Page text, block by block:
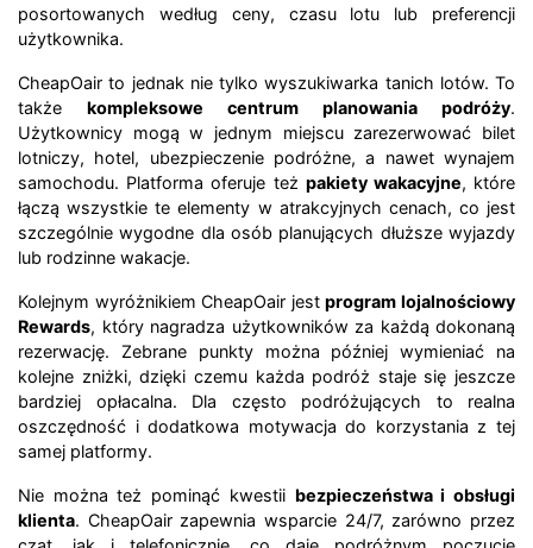
posortowanych według ceny, czasu lotu lub preferencji
użytkownika.
CheapOair to jednak nie tylko wyszukiwarka tanich lotów. To
także kompleksowe centrum planowania podróży.
Użytkownicy mogą w jednym miejscu zarezerwować bilet
lotniczy, hotel, ubezpieczenie podróżne, a nawet wynajem
samochodu. Platforma oferuje też pakiety wakacyjne, które
łączą wszystkie te elementy w atrakcyjnych cenach, co jest
szczególnie wygodne dla osób planujących dłuższe wyjazdy
lub rodzinne wakacje.
Kolejnym wyróżnikiem CheapOair jestprogram lojalnościowy
Rewards, który nagradza użytkowników za każdą dokonaną
rezerwację. Zebrane punkty można później wymieniać na
kolejne zniżki, dzięki czemu każda podróż staje się jeszcze
bardziej opłacalna. Dla często podróżujących to realna
oszczędność i dodatkowa motywacja do korzystania z tej
samej platformy.
Nie można też pominąć kwestii bezpieczeństwa i obsługi
klienta. CheapOair zapewnia wsparcie 24/7, zarówno przez